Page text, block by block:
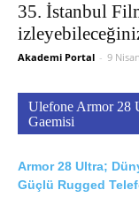
35. İstanbul
Akademi Portal - 9
Ulefone Armor 28
Gaemisi
Armor 28 Ultra;
Güçlü Rugged